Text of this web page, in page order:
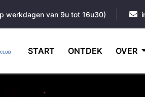
werkdagen van 9u tot 16u30)
START ONTDEK OVER